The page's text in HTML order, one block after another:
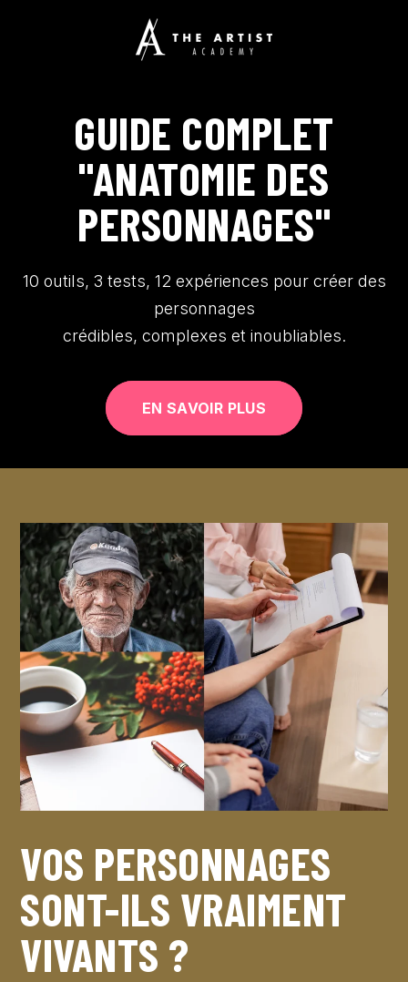
GUIDE COMPLET
"ANATOMIE DES
PERSONNAGES"
10 outils, 3 tests, 12 expériences pour créer des
personnages
crédibles, complexes et inoubliables.
EN SAVOIR PLUS
VOS PERSONNAGES
SONT-ILS VRAIMENT
VIVANTS ?